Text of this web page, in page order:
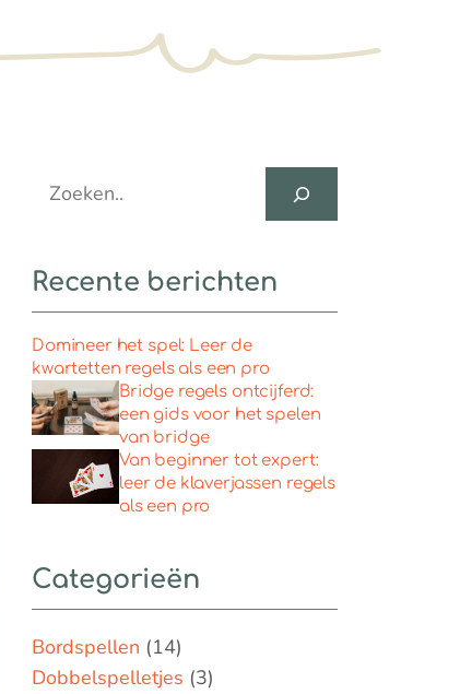
Search
Recente berichten
Domineer het spel: Leer de
kwartetten regels als een pro
Bridge regels ontcijferd:
een gids voor het spelen
van bridge
Van beginner tot expert:
leer de klaverjassen regels
als een pro
Categorieën
Bordspellen (14)
Dobbelspelletjes (3)